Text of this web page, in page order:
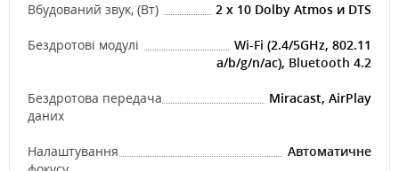
Вбудований звук, (Вт) 2 x 10 Dolby Atmos и DTS
Бездротові модулі Wi-Fi (2.4/5GHz, 802.11
a/b/g/n/ac), Bluetooth 4.2
Бездротова передача
даних
Miracast, AirPlay
Налаштування
Автоматичне